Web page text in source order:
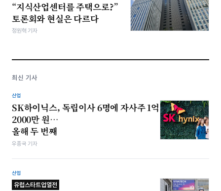
“지식산업센터를 주택으로?”
토론회와 현실은 다르다
정원혁 기자
최신 기사
산업
SK하이닉스, 독립이사 6명에 자사주 1억
2000만 원…
올해 두 번째
우종국 기자
산업
유럽스타트업열전